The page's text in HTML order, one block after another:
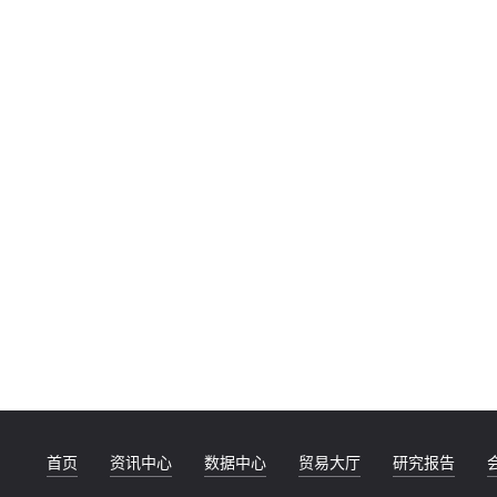
首页 资讯中心 数据中心 贸易大厅 研究报告